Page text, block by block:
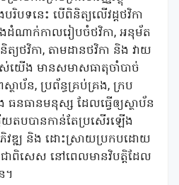
រិបទនេះ បើពិនិត្យលើវដ្ដថវិកា
ដំណាក់កាលរៀបចំថវិកា, អនុម័ត
ត្យថវិកា, តាមដានថវិកា និង វាយ
បស់យើង មានសមាសធាតុចាំបាច់
ថាប័ន, ប្រព័ន្ធគ្រប់គ្រង, ក្រប
ធនធានមនុស្ស ដែលធ្វើឲ្យស្ថាប័ន
ើយតបបានកាន់តែប្រសើរឡើង
ភិវឌ្ឍ និង ដោះស្រាយប្រកបដោយ
ជាពិសេស នៅពេលមានវិបត្តិដែល
។